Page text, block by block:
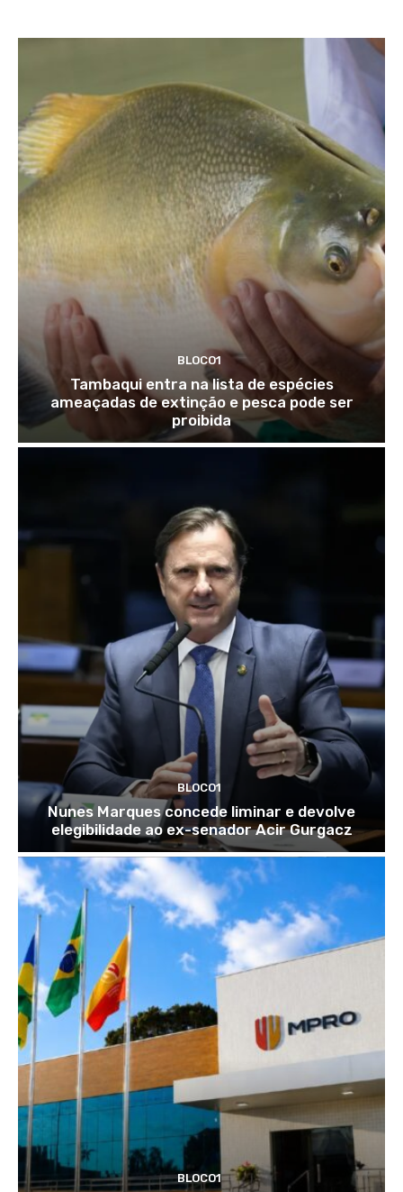
BLOCO1
Tambaqui entra na lista de espécies
ameaçadas de extinção e pesca pode ser
proibida
BLOCO1
Nunes Marques concede liminar e devolve
elegibilidade ao ex-senador Acir Gurgacz
BLOCO1